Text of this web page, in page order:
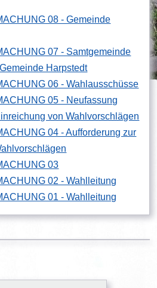
08 - Gemeinde
07 - Samtgemeinde
Harpstedt
06 - Wahlausschüsse
05 - Neufassung
von Wahlvorschlägen
04 - Aufforderung zur
03
02 - Wahlleitung
01 - Wahlleitung